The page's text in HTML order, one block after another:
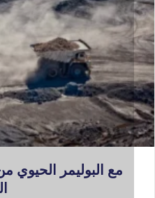
مع البوليمر الحيوي من